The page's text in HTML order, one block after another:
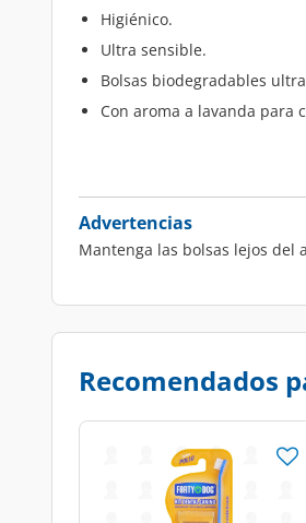
Higiénico.
Ultra sensible.
Bolsas biodegradables
Con aroma a lavanda para
Advertencias
Mantenga las bolsas lejos del
Recomendados